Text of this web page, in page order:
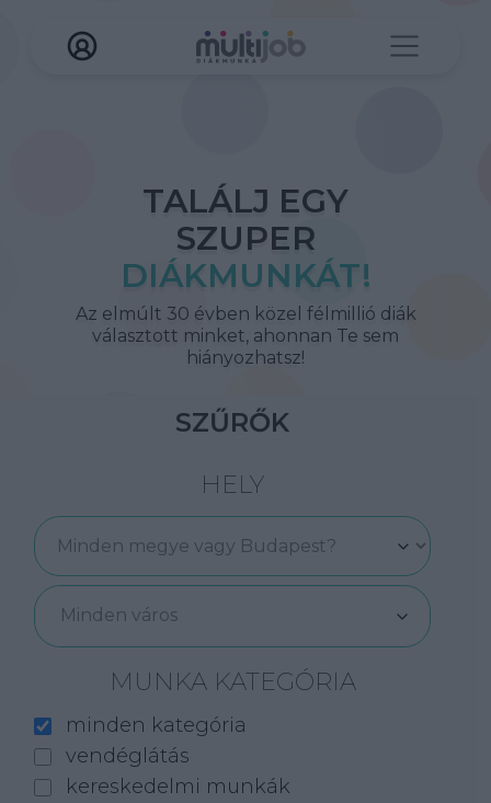
TALÁLJ EGY
SZUPER
DIÁKMUNKÁT!
Az elmúlt 30 évben közel félmillió diák
választott minket, ahonnan Te sem
hiányozhatsz!
SZŰRŐK
HELY
Minden város
MUNKA KATEGÓRIA
minden kategória
vendéglátás
kereskedelmi munkák